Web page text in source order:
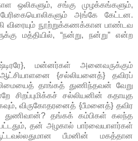
ஒலிகளும், சங்கு முழக்கங்களும்,
அங்கே கேட்டன.
விரையும் நூற்றுக்கணக்கான பாண்டவ
மத்தியில், “நன்று, நன்று” என்ற
மன்னர்கள் அனைவருக்கும்
{சல்லியனைத்} தவிரப்
தாங்கத் துணிந்தவன் வேறு
சல்லியனின் கதாயுத
விருகோதரனைத் {பீமனைத்} தவிர
துணிவான்? தங்கக் கம்பிகள் கலந்த
தன் அழகால் பார்வையாளர்கள்
பீமனின் மகத்தான